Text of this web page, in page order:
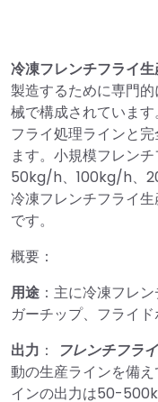
冷凍フレンチフライ
製造するために専門
械で構成されていま
フライ処理ラインと
ます。小規模フレン
50kg/h、100kg/h、
冷凍フレンチフライ
です。
概要：
用途 ：主に冷凍フレ
ガーチップ、フライ
出力 ： フレンチフラ
動の生産ラインを備
インの出力は50-